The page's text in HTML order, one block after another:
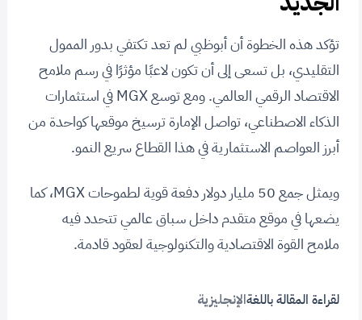
تؤكد هذه الخطوة أن أبوظبي لم تعد تكتفي بدور الممول
التقليدي، بل تسعى إلى أن تكون لاعبًا مؤثرًا في رسم ملامح
الاقتصاد الرقمي العالمي. ومع توسع MGX في استثمارات
الذكاء الاصطناعي، تواصل الإمارة ترسيخ موقعها كواحدة من
أبرز العواصم الاستثمارية في هذا القطاع سريع النمو.
ويمثل جمع 50 مليار دولار دفعة قوية لطموحات MGX، كما
يضعها في موقع متقدم داخل سباق عالمي تتحدد فيه
ملامح القوة الاقتصادية والتكنولوجية لعقود قادمة.
لقراءة المقالة باللغةالإنجليزية